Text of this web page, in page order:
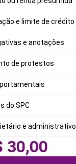
e limite de crédito
e anotações
de protestos
do SPC
e administrativo
30,00